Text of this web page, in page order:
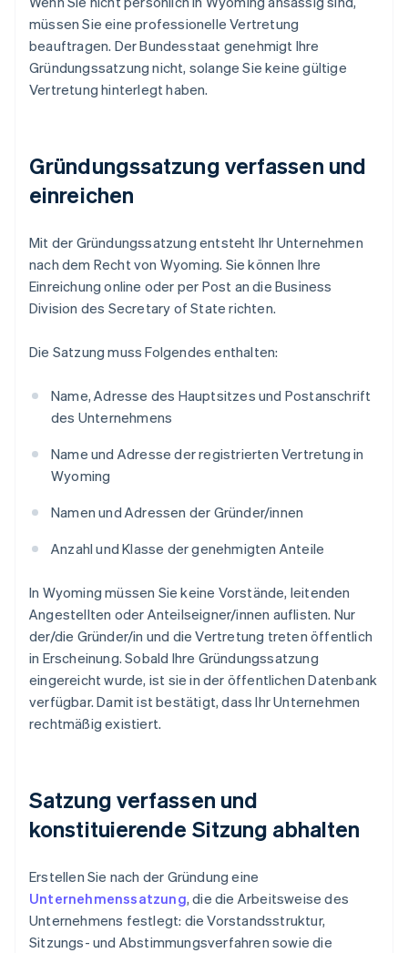
müssen Sie eine professionelle Vertretung
beauftragen. Der Bundesstaat genehmigt Ihre
Gründungssatzung nicht, solange Sie keine gültige
Vertretung hinterlegt haben.
Gründungssatzung verfassen und
einreichen
Mit der Gründungssatzung entsteht Ihr Unternehmen
nach dem Recht von Wyoming. Sie können Ihre
Einreichung online oder per Post an die Business
Division des Secretary of State richten.
Die Satzung muss Folgendes enthalten:
Name, Adresse des Hauptsitzes und Postanschrift
des Unternehmens
Name und Adresse der registrierten Vertretung in
Wyoming
Namen und Adressen der Gründer/innen
Anzahl und Klasse der genehmigten Anteile
In Wyoming müssen Sie keine Vorstände, leitenden
Angestellten oder Anteilseigner/innen auflisten. Nur
der/die Gründer/in und die Vertretung treten öffentlich
in Erscheinung. Sobald Ihre Gründungssatzung
eingereicht wurde, ist sie in der öffentlichen Datenbank
verfügbar. Damit ist bestätigt, dass Ihr Unternehmen
rechtmäßig existiert.
Satzung verfassen und
konstituierende Sitzung abhalten
Erstellen Sie nach der Gründung eine
Unternehmenssatzung, die die Arbeitsweise des
Unternehmens festlegt: die Vorstandsstruktur,
Sitzungs- und Abstimmungsverfahren sowie die